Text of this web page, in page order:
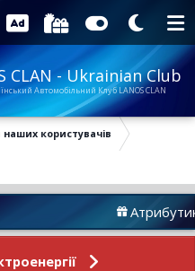
CLAN - Ukrainian Club
Автомобільний Клуб LANOS CLAN
користувачів
Атрибутика